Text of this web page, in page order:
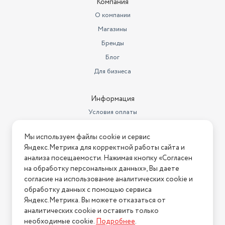
7.5
противень
противень - 1 шт
Китай
40
Вес с учетом упаковки
270
Цвет товара
коричневый
Вес товара, г
0.551
Подходит для плит
Для духовки
Вес товара без упаковки (г)
270
Компания
О компании
Магазины
Бренды
Блог
Для бизнеса
Информация
Условия оплаты
Условия возврата
Нашли ошибку на сайте? Напишите нам
2026 © Интернет-магазин "АстМаркет". У нас есть всё!
Политика конфиденциальности
Мы используем файлы cookie и сервис
Яндекс.Метрика для корректной работы сайта и
анализа посещаемости. Нажимая кнопку «Согласен
на обработку персональных данных», Вы даете
согласие на использование аналитических cookie и
обработку данных с помощью сервиса
Яндекс.Метрика. Вы можете отказаться от
аналитических cookie и оставить только
необходимые cookie.Подробнее.